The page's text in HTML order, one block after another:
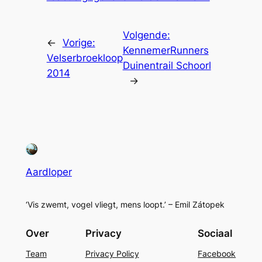
← Vorige:
Velserbroekloop
2014
Volgende:
KennemerRunners
Duinentrail Schoorl
→
Aardloper
‘Vis zwemt, vogel vliegt, mens loopt.’ – Emil Zátopek
Over
Team
Privacy
Privacy Policy
Sociaal
Facebook